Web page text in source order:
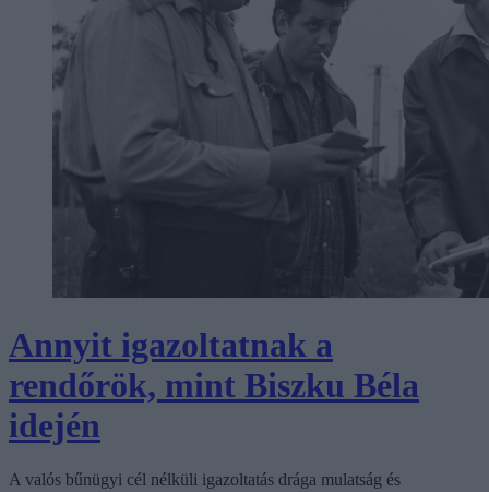
Annyit igazoltatnak a
rendőrök, mint Biszku Béla
idején
A valós bűnügyi cél nélküli igazoltatás drága mulatság és